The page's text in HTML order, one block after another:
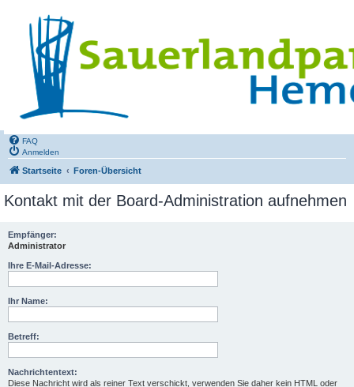
FAQ
Anmelden
Startseite Foren-Übersicht
Kontakt mit der Board-Administration aufnehmen
Empfänger:
Administrator
Ihre E-Mail-Adresse:
Ihr Name:
Betreff:
Nachrichtentext:
Diese Nachricht wird als reiner Text verschickt, verwenden Sie daher kein HTML oder